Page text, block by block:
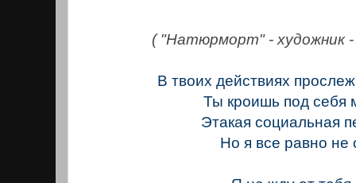
( "Натюрморт" - художник
В твоих действиях
Ты кроишь под себя
Этакая социальная
Но я все равно не